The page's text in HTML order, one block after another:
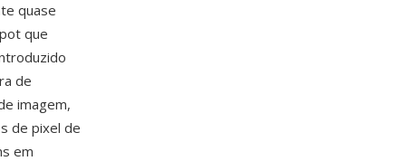
quase
que
de
imagem,
de pixel de
em